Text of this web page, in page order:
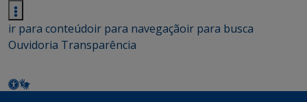
ir para conteúdoir para navegaçãoir para busca
Ouvidoria Transparência